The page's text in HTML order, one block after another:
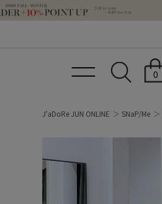
0
J'aDoRe JUN ONLINE SNaP/Me